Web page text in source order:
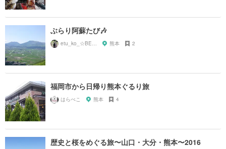
ぶらり阿蘇たび🎶
etu_ko_☆BEPPU 熊本 2
福岡市から日帰り熊本ぐるり旅
はらぺこ 熊本 4
歴史と桜をめぐる旅〜山口・大分・熊本〜2016